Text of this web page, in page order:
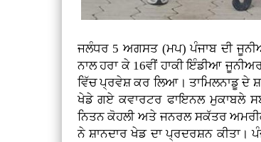
ਜਲੰਧਰ 5 ਅਗਸਤ (ਮਪ) ਪੰਜਾਬ ਦੀ
ਨਾਲ ਹਰਾ ਕੇ 16ਵੀਂ ਹਾਕੀ ਇੰਡੀਆ
ਵਿੱਚ ਪ੍ਰਵੇਸ਼ ਕਰ ਲਿਆ। ਤਾਮਿਲਨਾਡੂ ਦੇ
ਖੇਡੇ ਗਏ ਕਵਾਰਟਰ ਫਾਇਨਲ ਮੁਕਾਬਲੇ
ਨਿਤਨ ਕੋਹਲੀ ਅਤੇ ਜਨਰਲ ਸਕੱਤਰ
ਨੇ ਸ਼ਾਨਦਾਰ ਖੇਡ ਦਾ ਪ੍ਰਦਰਸ਼ਨ ਕੀਤਾ।